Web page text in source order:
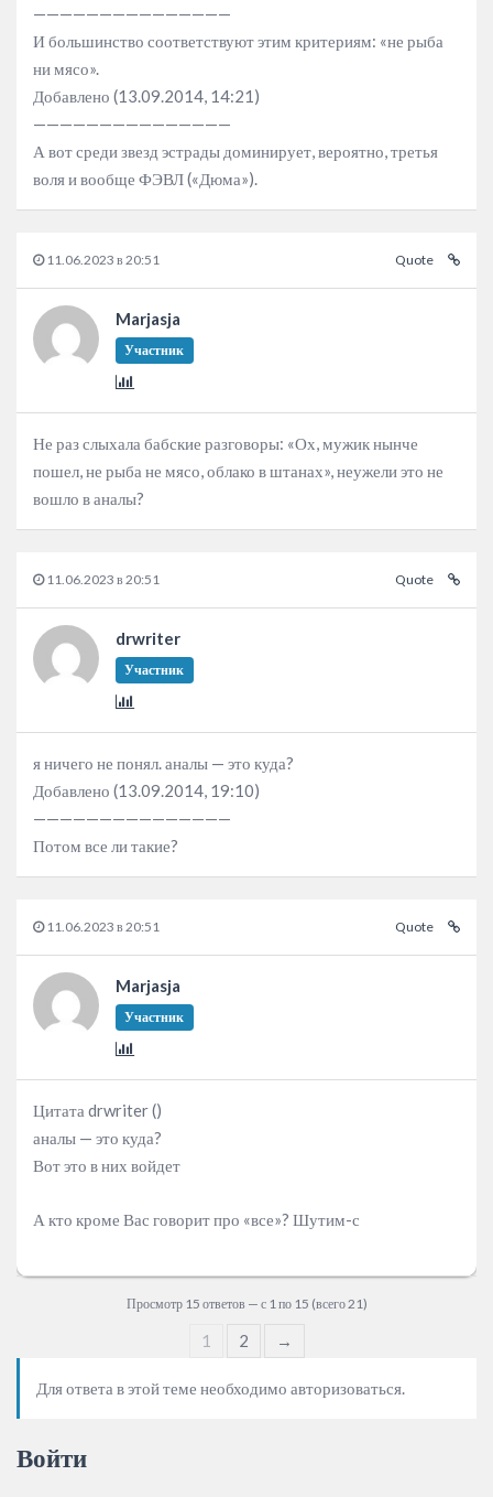
———————————————
И большинство соответствуют этим критериям: «не рыба
ни мясо».
Добавлено (13.09.2014, 14:21)
———————————————
А вот среди звезд эстрады доминирует, вероятно, третья
воля и вообще ФЭВЛ («Дюма»).
11.06.2023 в 20:51 Quote
Marjasja
Участник
Не раз слыхала бабские разговоры: «Ох, мужик нынче
пошел, не рыба не мясо, облако в штанах», неужели это не
вошло в аналы?
11.06.2023 в 20:51 Quote
drwriter
Участник
я ничего не понял. аналы — это куда?
Добавлено (13.09.2014, 19:10)
———————————————
Потом все ли такие?
11.06.2023 в 20:51 Quote
Marjasja
Участник
Цитата drwriter ()
аналы — это куда?
Вот это в них войдет
А кто кроме Вас говорит про «все»? Шутим-с
Просмотр 15 ответов — с 1 по 15 (всего 21)
1 2 →
Для ответа в этой теме необходимо авторизоваться.
Войти